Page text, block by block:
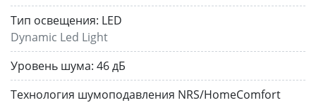
Тип освещения: LED
Dynamic Led Light
Уровень шума: 46 дБ
Технология шумоподавления NRS/HomeComfort